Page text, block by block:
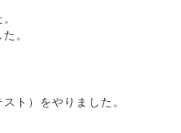
。
ト）をやりました。